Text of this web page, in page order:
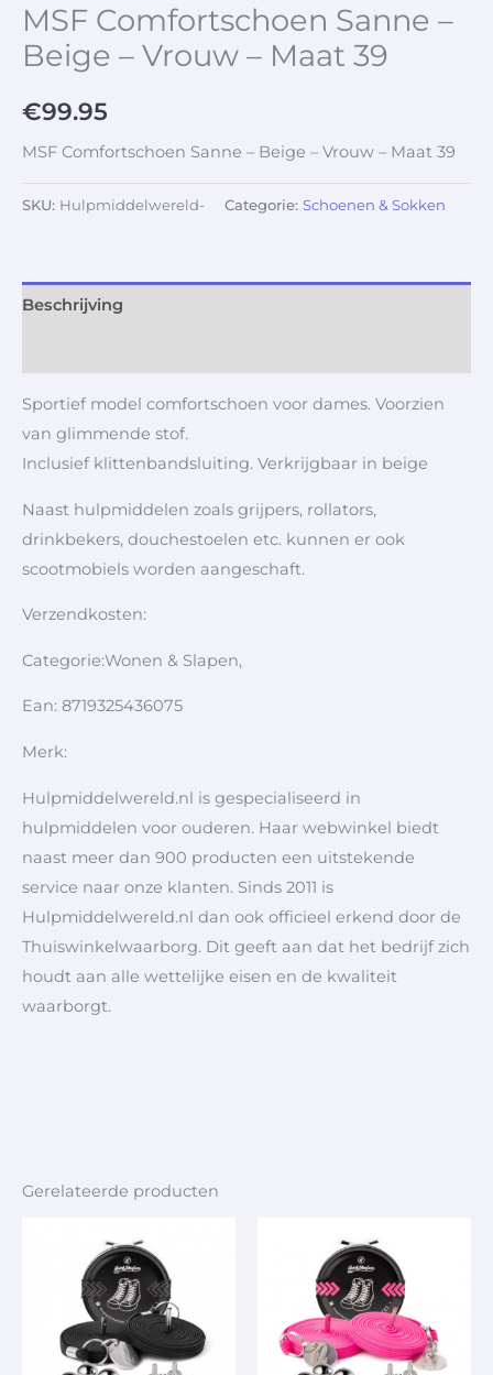
MSF Comfortschoen Sanne –
Beige – Vrouw – Maat 39
€99.95
MSF Comfortschoen Sanne – Beige – Vrouw – Maat 39
SKU: Hulpmiddelwereld- Categorie: Schoenen & Sokken
Beschrijving
Sportief model comfortschoen voor dames. Voorzien
van glimmende stof.
Inclusief klittenbandsluiting. Verkrijgbaar in beige
Naast hulpmiddelen zoals grijpers, rollators,
drinkbekers, douchestoelen etc. kunnen er ook
scootmobiels worden aangeschaft.
Verzendkosten:
Categorie:Wonen & Slapen,
Ean: 8719325436075
Merk:
Hulpmiddelwereld.nl is gespecialiseerd in
hulpmiddelen voor ouderen. Haar webwinkel biedt
naast meer dan 900 producten een uitstekende
service naar onze klanten. Sinds 2011 is
Hulpmiddelwereld.nl dan ook officieel erkend door de
Thuiswinkelwaarborg. Dit geeft aan dat het bedrijf zich
houdt aan alle wettelijke eisen en de kwaliteit
waarborgt.
Gerelateerde producten